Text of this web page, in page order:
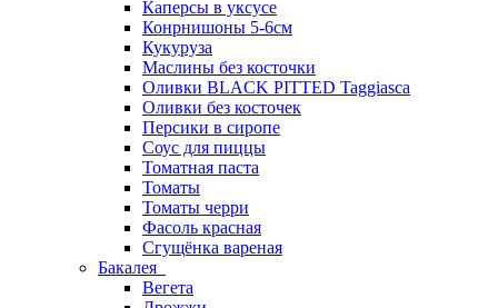
Каперсы в уксусе
Конрнишоны 5-6см
Кукуруза
Маслины без косточки
Оливки BLACK PITTED Taggiasca
Оливки без косточек
Персики в сиропе
Соус для пиццы
Томатная паста
Томаты
Томаты черри
Фасоль красная
Сгущёнка вареная
Бакалея
Вегета